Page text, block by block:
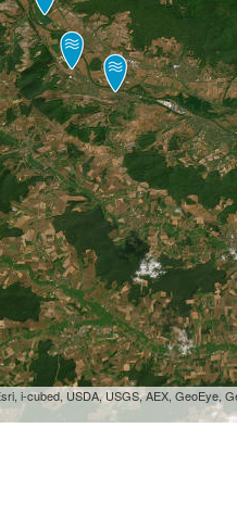
i-cubed, USDA, USGS, AEX, GeoEye,